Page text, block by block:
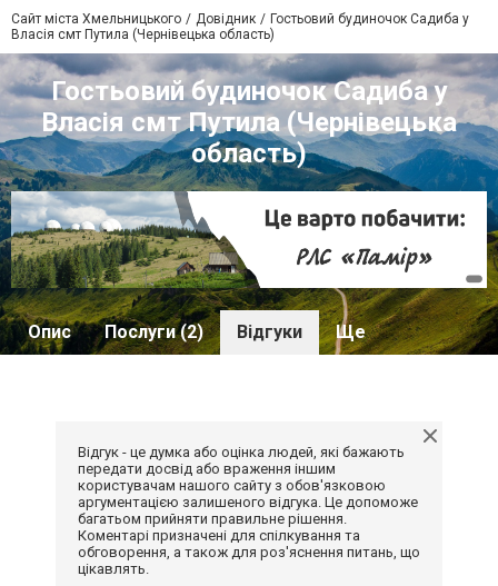
Сайт міста Хмельницького Довідник
Гостьовий будиночок Садиба у
Власія смт Путила (Чернівецька область)
Гостьовий будиночок Садиба у
Власія смт Путила (Чернівецька
область)
Опис Послуги (2) Відгуки Ще
Відгук - це думка або оцінка людей, які бажають
передати досвід або враження іншим
користувачам нашого сайту з обов'язковою
аргументацією залишеного відгука. Це допоможе
багатьом прийняти правильне рішення.
Коментарі призначені для спілкування та
обговорення, а також для роз'яснення питань, що
цікавлять.